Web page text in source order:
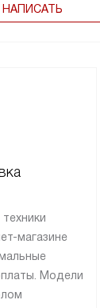
НАПИСАТЬ
магазине
Модели